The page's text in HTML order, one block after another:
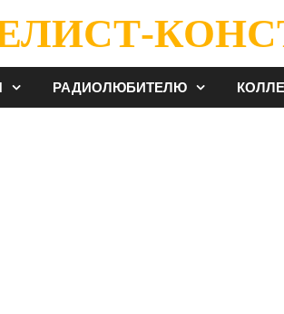
РАДИОЛЮБИТЕЛЮ